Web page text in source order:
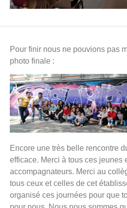
Pour finir nous ne pouvions pas
photo finale :
Encore une très belle rencontre
efficace. Merci à tous ces jeunes
accompagnateurs. Merci au
tous ceux et celles de cet
organisé ces journées pour que